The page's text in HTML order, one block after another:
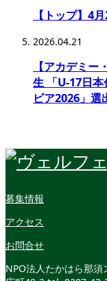
【トップ】4
2026.04.21
【アカデミ
生 「U-17日
ビア2026」選
募集情報
アクセス
お問合せ
NPO法人たかはら那須